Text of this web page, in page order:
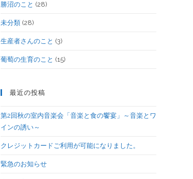
勝沼のこと (28)
未分類 (28)
生産者さんのこと (3)
葡萄の生育のこと (15)
最近の投稿
第2回秋の室内音楽会「音楽と食の饗宴」～音楽とワ
インの誘い～
クレジットカードご利用が可能になりました。
緊急のお知らせ